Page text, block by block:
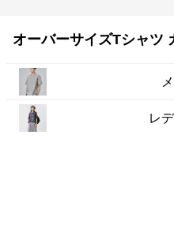
オーバーサイズTシャツ
レ